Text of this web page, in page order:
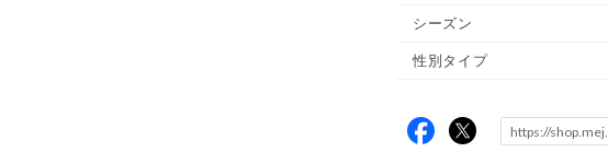
シーズン
性別タイプ